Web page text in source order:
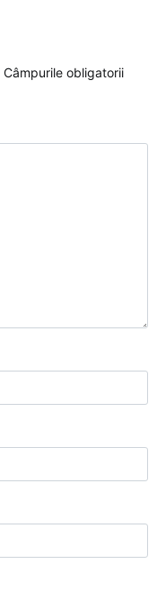
Câmpurile obligatorii